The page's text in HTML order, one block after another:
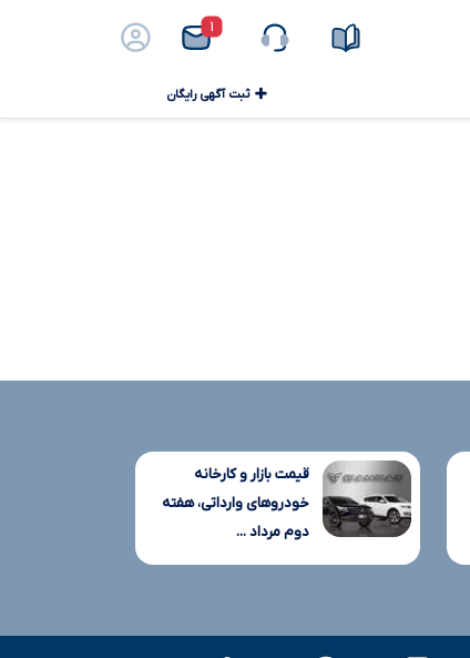
۱
ثبت آگهی رایگان
قیمت بازار و کارخانه
خودروهای وارداتی، هفته
دوم مرداد ...